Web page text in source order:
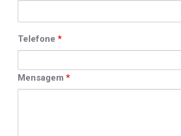
Telefone *
Mensagem *